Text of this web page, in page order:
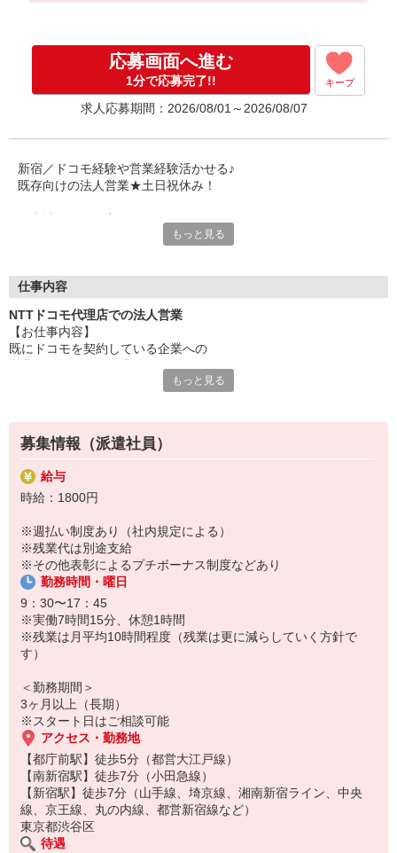
応募画面へ進む
1分で応募完了!! キープ
求人応募期間：2026/08/01～2026/08/07
新宿／ドコモ経験や営業経験活かせる♪
既存向けの法人営業★土日祝休み！
→Web／電話／zoom登録（所要時間約30分）
登録するだけで、ご紹介元／お友達両方に
★ドコドコキャンペーン★
ドコモグループでの就業経験がある方
→入社3ヶ月後に5万円プレゼント！（社内規定あり）
もっと見る
仕事内容
NTTドコモ代理店での法人営業
【お仕事内容】
既にドコモを契約している企業への
・アフターフォロー業務
・電話、メール対応
・資料作成、見積書作成など
★新規開拓はありません！
★初めは約10社のフォローを担当し、
慣れてきたら徐々に増やしていきます！
★状況により、直行直帰や在宅勤務OK
【職場環境】
・クールビズ、ウォームビズOK
・正社員登用制度あり
もっと見る
募集情報（派遣社員）
給与
時給：1800円
※週払い制度あり（社内規定による）
※残業代は別途支給
※その他表彰によるプチボーナス制度などあり
勤務時間・曜日
9：30〜17：45
※実働7時間15分、休憩1時間
※残業は月平均10時間程度（残業は更に減らしていく方針で
す）
＜勤務期間＞
3ヶ月以上（長期）
※スタート日はご相談可能
アクセス・勤務地
【都庁前駅】徒歩5分（都営大江戸線）
【南新宿駅】徒歩7分（小田急線）
【新宿駅】徒歩7分（山手線、埼京線、湘南新宿ライン、中央
線、京王線、丸の内線、都営新宿線など）
東京都渋谷区
待遇